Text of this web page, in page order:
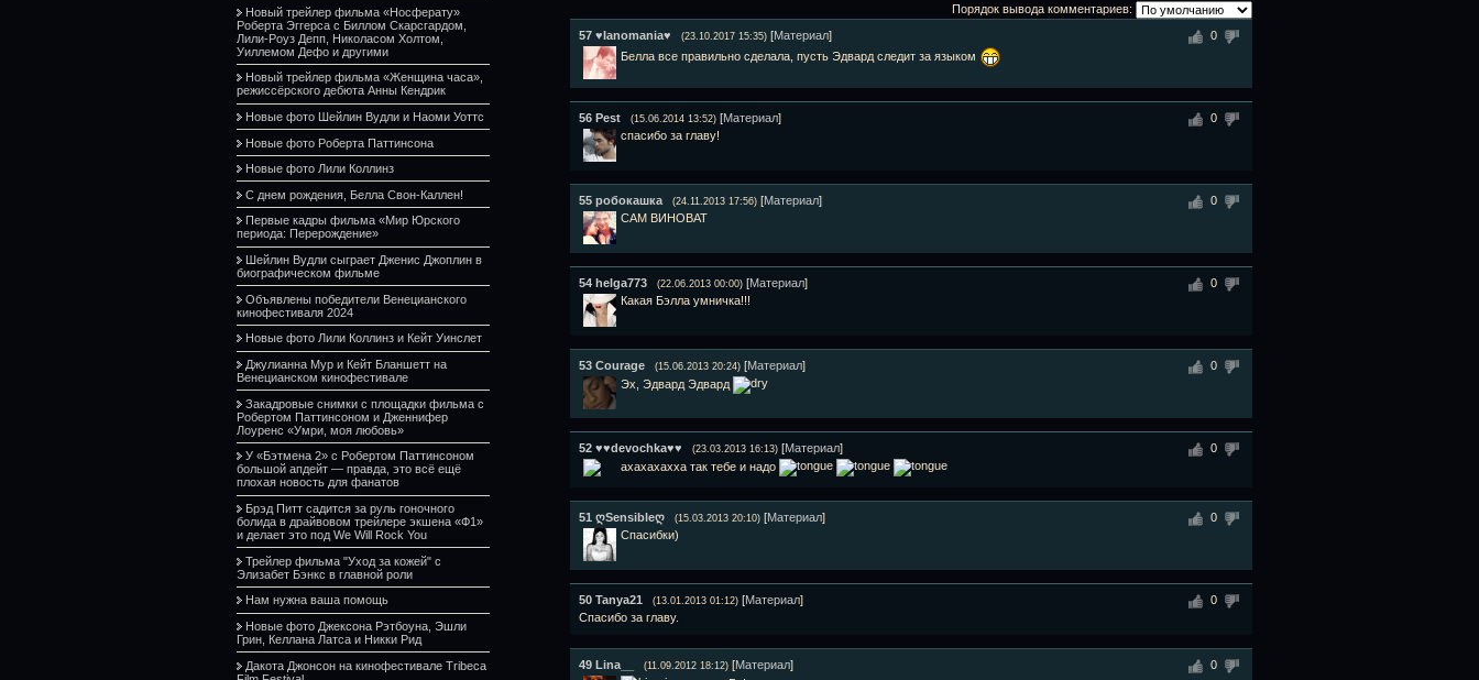
Новый трейлер фильма «Носферату»
Роберта Эггерса с Биллом Скарсгардом,
Лили-Роуз Депп, Николасом Холтом,
Уиллемом Дефо и другими
Новый трейлер фильма «Женщина часа»,
режиссёрского дебюта Анны Кендрик
Новые фото Шейлин Вудли и Наоми Уоттс
Новые фото Роберта Паттинсона
Новые фото Лили Коллинз
С днем рождения, Белла Свон-Каллен!
Первые кадры фильма «Мир Юрского
периода: Перерождение»
Шейлин Вудли сыграет Дженис Джоплин в
биографическом фильме
Объявлены победители Венецианского
кинофестиваля 2024
Новые фото Лили Коллинз и Кейт Уинслет
Джулианна Мур и Кейт Бланшетт на
Венецианском кинофестивале
Закадровые снимки с площадки фильма с
Робертом Паттинсоном и Дженнифер
Лоуренс «Умри, моя любовь»
У «Бэтмена 2» с Робертом Паттинсоном
большой апдейт — правда, это всё ещё
плохая новость для фанатов
Брэд Питт садится за руль гоночного
болида в драйвовом трейлере экшена «Ф1»
и делает это под We Will Rock You
Трейлер фильма "Уход за кожей" с
Элизабет Бэнкс в главной роли
Нам нужна ваша помощь
Новые фото Джексона Рэтбоуна, Эшли
Грин, Келлана Латса и Никки Рид
Дакота Джонсон на кинофестивале Tribeca
Порядок вывода комментариев:
0
57 ♥Ianomania♥ (23.10.2017 15:35) [Материал]
Белла все правильно сделала, пусть Эдвард следит за языком
0
56 Pest (15.06.2014 13:52) [Материал]
спасибо за главу!
0
55 робокашка (24.11.2013 17:56) [Материал]
САМ ВИНОВАТ
0
54 helga773 (22.06.2013 00:00) [Материал]
Какая Бэлла умничка!!!
0
53 Courage (15.06.2013 20:24) [Материал]
Эх, Эдвард Эдвард
0
52 ♥♥devochka♥♥ (23.03.2013 16:13) [Материал]
ахахахахха так тебе и надо
0
51 ღSensibleღ (15.03.2013 20:10) [Материал]
Спасибки)
0
50 Tanya21 (13.01.2013 01:12) [Материал]
Спасибо за главу.
0
49 Lina__ (11.09.2012 18:12) [Материал]